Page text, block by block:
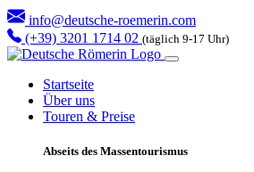
info@deutsche-roemerin.com
(+39) 3201 1714 02 (täglich 9-17 Uhr)
Startseite
Über uns
Touren & Preise
Abseits des Massentourismus